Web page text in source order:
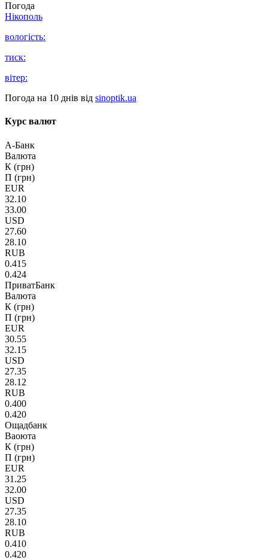
Погода
Нікополь
вологість:
тиск:
вітер:
Погода на 10 днів від sinoptik.ua
Курс валют
А-Банк
Валюта
К (грн)
П (грн)
EUR
32.10
33.00
USD
27.60
28.10
RUB
0.415
0.424
ПриватБанк
Валюта
К (грн)
П (грн)
EUR
30.55
32.15
USD
27.35
28.12
RUB
0.400
0.420
Ощадбанк
Ваоюта
К (грн)
П (грн)
EUR
31.25
32.00
USD
27.35
28.10
RUB
0.410
0.420